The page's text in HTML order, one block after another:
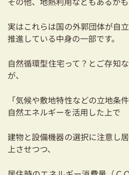
実はこれらは国の外郭団体が自
推進している中身の一部です。
自然循環型住宅って？とご存知
が、
「気候や敷地特性などの立地条
自然エネルギーを活用した上で
建物と設備機器の選択に注意し
上させつつ、